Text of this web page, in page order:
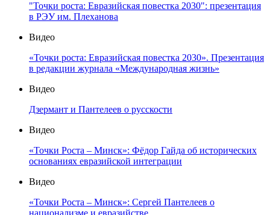
"Точки роста: Евразийская повестка 2030": презентация
в РЭУ им. Плеханова
Видео
«Точки роста: Евразийская повестка 2030». Презентация
в редакции журнала «Международная жизнь»
Видео
Дзермант и Пантелеев о русскости
Видео
«Точки Роста – Минск»: Фёдор Гайда об исторических
основаниях евразийской интеграции
Видео
«Точки Роста – Минск»: Сергей Пантелеев о